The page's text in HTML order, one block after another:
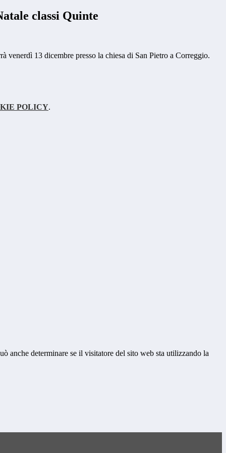
classi Quinte
13 dicembre presso la chiesa di San Pietro a Correggio.
POLICY.
anche determinare se il visitatore del sito web sta utilizzando la